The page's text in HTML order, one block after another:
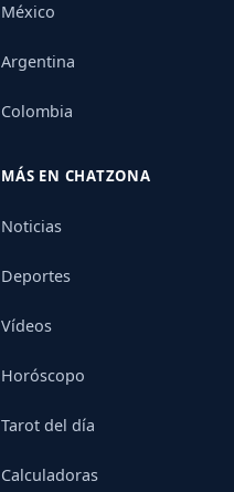
México
Argentina
Colombia
MÁS EN CHATZONA
Noticias
Deportes
Vídeos
Horóscopo
Tarot del día
Calculadoras